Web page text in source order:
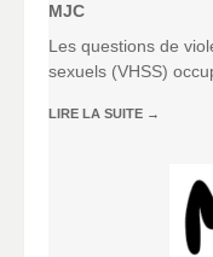
MJC
Les questions de
sexuels (VHSS)
LIRE LA SUITE →